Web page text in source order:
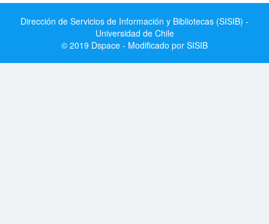
Dirección de Servicios de Información y Bibliotecas (SISIB) -
Universidad de Chile
© 2019 Dspace - Modificado por SISIB